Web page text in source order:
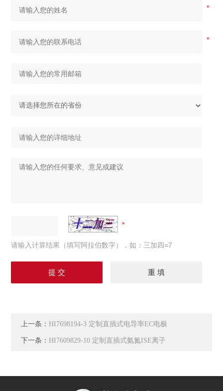
请输入计算结果（填写阿拉伯数字），如：三加四=7
上一条： HI7698194-3 定制直插式电导率EC电极
下一条： HI7609829-10 定制直插式氨氮ISE离子